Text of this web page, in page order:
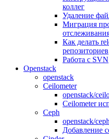
коллег
Удаление
Миграция
Как делать
репозиториев
Работа с SVN
Openstack
openstack
Ceilometer
openstack/
Ceilometer
Ceph
openstack/ceph
Добавление